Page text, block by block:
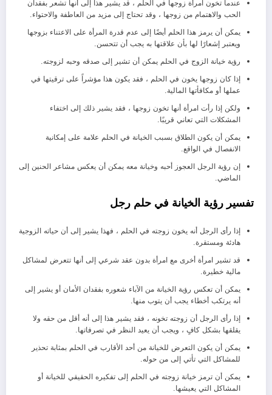
عندما تخون امرأة زوجها في الحلم ، قد يشير هذا إلى أنها تشعر بفقدان
الحب والاهتمام من زوجها ، وقد تحتاج إلى مزيد من العاطفة والاحتواء.
يمكن أن يرمز هذا الحلم أيضًا إلى عدم قدرة المرأة على الاعتناء بزوجها
ويعتبر إشعارًا لها بأن علاقتها به يجب أن تتحسن.
رؤية خيانة الزوج في الحلم يمكن أن تشير إلى صدقه وحبه لزوجته.
إذا كان زوجها يخون في الحلم ، فقد يكون هذا مؤشراً على ترقيتها في
عملها أو مكافأتها المالية.
ولكن إذا رأت امرأة أنها تخون زوجها ، فقد يشير ذلك إلى اختفاء
المشكلات التي تعاني قريبًا.
يمكن أن يكون الطلاق بسبب الخيانة في الحلم علامة على إمكانية
الانفصال في الواقع.
إن رؤية الرجل العجوز أحبه وخيانة معه يمكن أن يعكس مشاعر الحنين إلى
الماضي.
تفسير رؤية الخيانة في حلم رجل
إذا رأى الرجل أنه يخون زوجته في الحلم ، فهذا يشير إلى أن حياته الزوجية
هادئة ومستقرة.
قد تشير امرأة أخرى مع امرأة بدون عقد شرعي إلى أنها تتعرض لمشاكل
مالية خطيرة.
يمكن أن تعكس رؤية الخيانة من الآباء شعوره بفقدان الأمان أو يشير إلى
أنه يرتكب أخطاء يجب أن يتوب منها.
إذا رأى الرجل أن زوجته تخونه ، فقد يشير هذا إلى أنه أقل من حقه ولا
يقلقها بشكل كافٍ ، ويجب أن يعيد النظر في تصرفاتها.
يمكن أن يكون التعرض للخيانة من أحد الأقارب في الحلم بمثابة تحذير
للمشاكل التي تأتي إلى من حوله.
يمكن أن ترمز خيانة زوجته في الحلم إلى تفكيره الحقيقي للخيانة أو
المشاكل التي يعيشها.